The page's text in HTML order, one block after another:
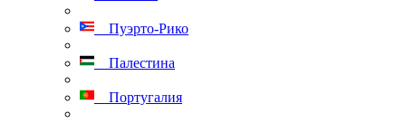
Пуэрто-Рико
Палестина
Португалия